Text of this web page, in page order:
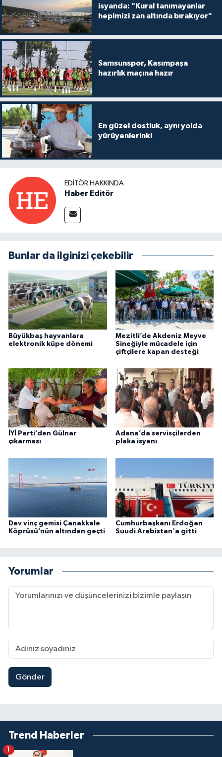
isyanda: "Kural tanımayanlar
hepimizi zan altında bırakıyor"
Samsunspor, Kasımpaşa
hazırlık maçına hazır
En güzel dostluk, aynı yolda
yürüyenlerinki
EDITÖR HAKKINDA
Haber Editör
Bunlar da ilginizi çekebilir
Büyükbaş hayvanlara
elektronik küpe dönemi
Mezitli’de Akdeniz Meyve
Sineğiyle mücadele için
çiftçilere kapan desteği
İYİ Parti’den Gülnar
çıkarması
Adana’da servisçilerden
plaka isyanı
Dev vinç gemisi Çanakkale
Köprüsü’nün altından geçti
Cumhurbaşkanı Erdoğan
Suudi Arabistan'a gitti
Yorumlar
Gönder
Trend Haberler
1